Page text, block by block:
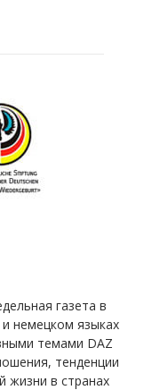
газета в
и немецком языках
темами DAZ
тенденции
жизни в странах